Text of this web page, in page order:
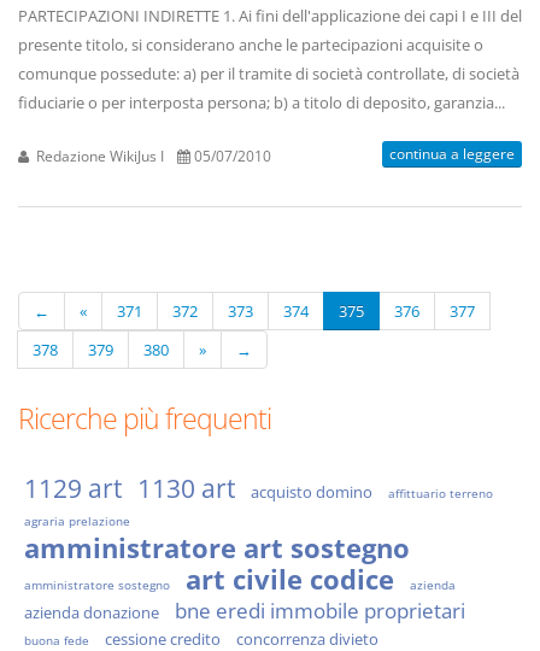
PARTECIPAZIONI INDIRETTE 1. Ai fini dell'applicazione dei capi I e III del
presente titolo, si considerano anche le partecipazioni acquisite o
comunque possedute: a) per il tramite di società controllate, di società
fiduciarie o per interposta persona; b) a titolo di deposito, garanzia...
Redazione WikiJus I 05/07/2010 continua a leggere
← « 371 372 373 374 375 376
377
378
379 380 » →
Ricerche più frequenti
1129 art 1130 art acquisto domino
affittuario terreno
agraria prelazione
amministratore art sostegno
amministratore sostegno art civile codice azienda
azienda donazione bne eredi immobile proprietari
buona fede cessione credito
concorrenza divieto